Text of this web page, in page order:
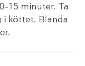
minuter. Ta
i köttet. Blanda